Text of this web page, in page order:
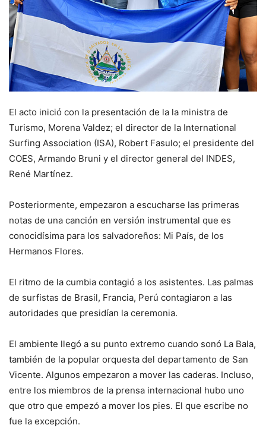
El acto inició con la presentación de la la ministra de
Turismo, Morena Valdez; el director de la International
Surfing Association (ISA), Robert Fasulo; el presidente del
COES, Armando Bruni y el director general del INDES,
René Martínez.
Posteriormente, empezaron a escucharse las primeras
notas de una canción en versión instrumental que es
conocidísima para los salvadoreños: Mi País, de los
Hermanos Flores.
El ritmo de la cumbia contagió a los asistentes. Las palmas
de surfistas de Brasil, Francia, Perú contagiaron a las
autoridades que presidían la ceremonia.
El ambiente llegó a su punto extremo cuando sonó La Bala,
también de la popular orquesta del departamento de San
Vicente. Algunos empezaron a mover las caderas. Incluso,
entre los miembros de la prensa internacional hubo uno
que otro que empezó a mover los pies. El que escribe no
fue la excepción.